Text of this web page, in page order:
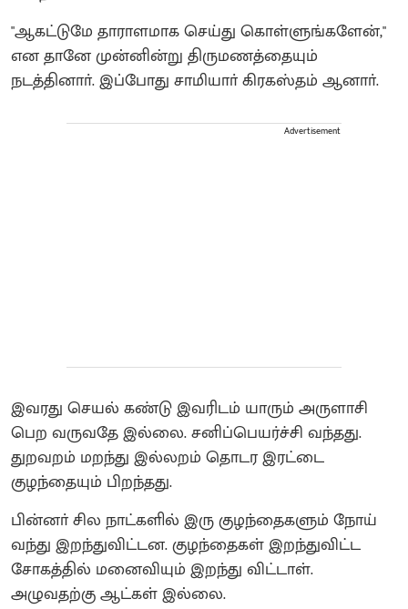
"ஆகட்டுமே தாராளமாக செய்து கொள்ளுங்களேன்,"
என தானே முன்னின்று திருமணத்தையும்
நடத்தினாா். இப்போது சாமியாா் கிரகஸ்தம் ஆனாா்.
Advertisement
இவரது செயல் கண்டு இவரிடம் யாரும் அருளாசி
பெற வருவதே இல்லை. சனிப்பெயர்ச்சி வந்தது.
துறவறம் மறந்து இல்லறம் தொடர இரட்டை
குழந்தையும் பிறந்தது.
பின்னா் சில நாட்களில் இரு குழந்தைகளும் நோய்
வந்து இறந்துவிட்டன. குழந்தைகள் இறந்துவிட்ட
சோகத்தில் மனைவியும் இறந்து விட்டாள்.
அழுவதற்கு ஆட்கள் இல்லை.